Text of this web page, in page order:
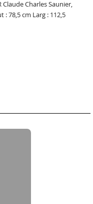
Claude Charles Saunier,
: 78,5 cm Larg : 112,5